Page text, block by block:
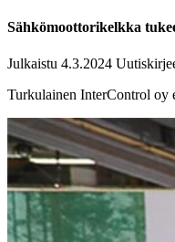
Sähkömoottorikelkka
Julkaistu 4.3.2024
Turkulainen InterControl oy